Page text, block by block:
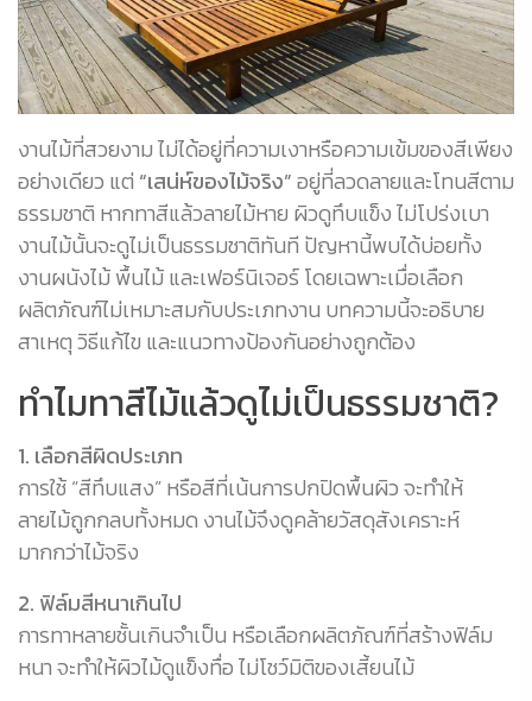
งานไม้ที่สวยงาม ไม่ได้อยู่ที่ความเงาหรือความเข้มของสีเพียง
อย่างเดียว แต่ “เสน่ห์ของไม้จริง”อยู่ที่ลวดลายและโทนสีตาม
ธรรมชาติ หากทาสีแล้วลายไม้หาย ผิวดูทึบแข็ง ไม่โปร่งเบา
งานไม้นั้นจะดูไม่เป็นธรรมชาติทันที ปัญหานี้พบได้บ่อยทั้ง
งานผนังไม้ พื้นไม้ และเฟอร์นิเจอร์ โดยเฉพาะเมื่อเลือก
ผลิตภัณฑ์ไม่เหมาะสมกับประเภทงาน บทความนี้จะอธิบาย
สาเหตุ วิธีแก้ไข และแนวทางป้องกันอย่างถูกต้อง
ทำไมทาสีไม้แล้วดูไม่เป็นธรรมชาติ?
1. เลือกสีผิดประเภท
การใช้ “สีทึบแสง” หรือสีที่เน้นการปกปิดพื้นผิว จะทำให้
ลายไม้ถูกกลบทั้งหมด งานไม้จึงดูคล้ายวัสดุสังเคราะห์
มากกว่าไม้จริง
2. ฟิล์มสีหนาเกินไป
การทาหลายชั้นเกินจำเป็น หรือเลือกผลิตภัณฑ์ที่สร้างฟิล์ม
หนา จะทำให้ผิวไม้ดูแข็งทื่อ ไม่โชว์มิติของเสี้ยนไม้